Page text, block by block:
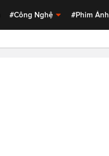
#Công Nghệ #Phim Ảnh